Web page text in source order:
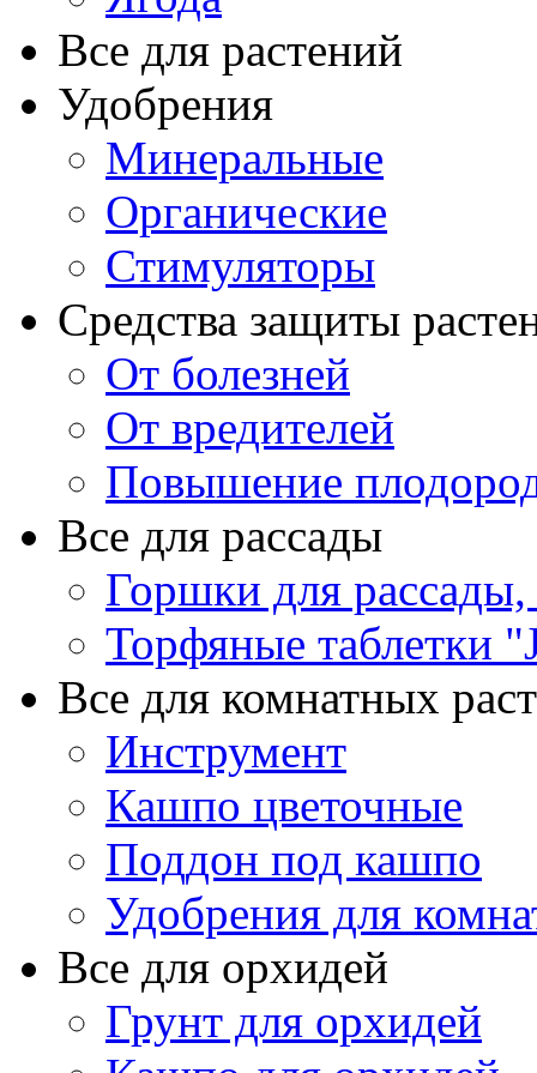
Все для растений
Удобрения
Минеральные
Органические
Стимуляторы
Средства защиты
От болезней
От вредителей
Повышение
Все для рассады
Горшки для рассады,
Торфяные таблетки
Все для комнатных
Инструмент
Кашпо цветочные
Поддон под кашпо
Удобрения для
Все для орхидей
Грунт для орхидей